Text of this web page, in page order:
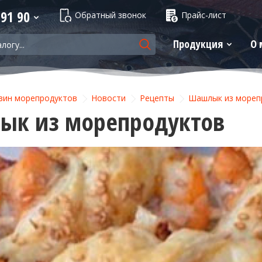
90 Обратный звонок Прайс-лист
Продукция О
морепродуктов Новости Рецепты Шашлык из
из морепродуктов